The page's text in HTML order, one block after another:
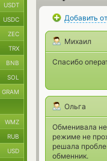
Добавить
Михаил
Спасибо
Ольга
Обменивала
режиме не
решала
обменник.
USDT
USDC
ZEC
TRX
BNB
SOL
GRAM
WMZ
RUB
USD